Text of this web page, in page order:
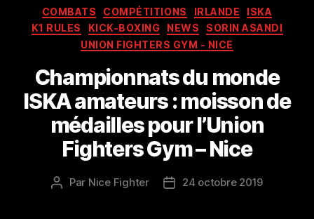
Catégories
COMBATS COMPÉTITIONS IRLANDE
ISKA
K1 RULES
KICK-BOXING NEWS
SORIN ASANDI
UNION FIGHTERS GYM - NICE
Championnats du monde
ISKA amateurs : moisson de
médailles pour l’Union
Fighters Gym – Nice
Auteur
Par Nice Fighter
Date24 octobre 2019